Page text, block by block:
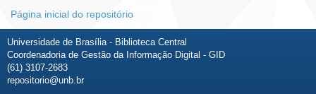
Página inicial do repositório
Universidade de Brasília - Biblioteca Central
Coordenadoria de Gestão da Informação Digital - GID
(61) 3107-2683
repositorio@unb.br